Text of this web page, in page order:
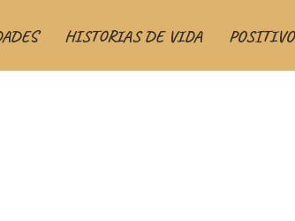
HISTORIAS DE VIDA POSITIVO